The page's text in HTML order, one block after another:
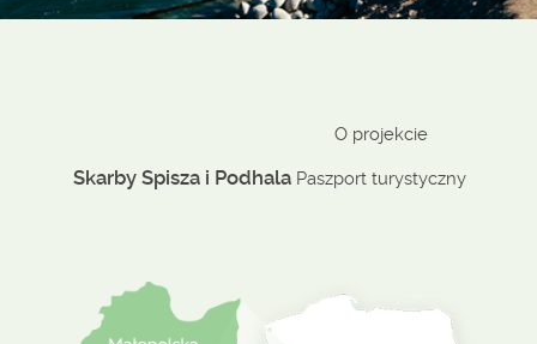
Skarby Spisza i Podhala
O projekcie
Paszport turystyczny